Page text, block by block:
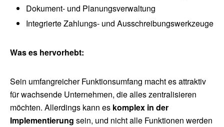
Dokument- und Planungsverwaltung
Integrierte Zahlungs- und Ausschreibungswerkzeuge
Was es hervorhebt:
Sein umfangreicher Funktionsumfang macht es attraktiv
für wachsende Unternehmen, die alles zentralisieren
möchten. Allerdings kann es komplex in der
Implementierung sein, und nicht alle Funktionen werden